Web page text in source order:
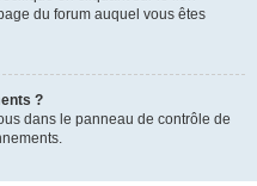
du forum auquel vous êtes
?
dans le panneau de contrôle de